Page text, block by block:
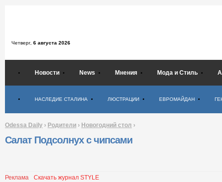
Четверг, 6 августа 2026
Новости News Мнения Мода и Стиль
НАСЛЕДИЕ СТАЛИНА ЛЮСТРАЦИИ ЕВРОМАЙДАН
Odessa Daily › Родители › Новогодний стол ›
Салат Подсолнух с чипсами
Реклама Скачать журнал STYLE